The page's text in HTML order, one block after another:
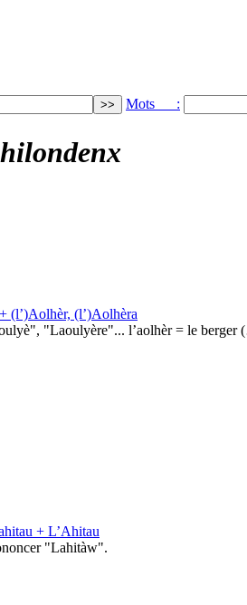
Mots :
(l’)Aolhèr, (l’)Aolhèra
"Laoulyère"... l’aolhèr = le berger
+ L’Ahitau
"Lahitàw".